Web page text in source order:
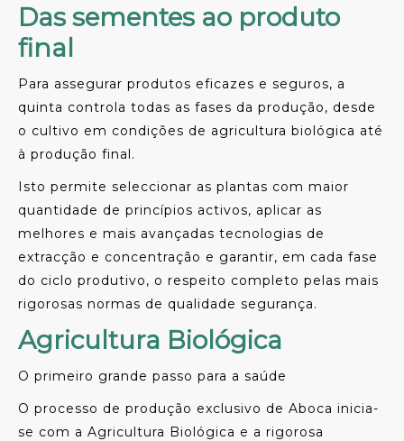
Das sementes ao produto
final
Para assegurar produtos eficazes e seguros, a
quinta controla todas as fases da produção, desde
o cultivo em condições de agricultura biológica até
à produção final.
Isto permite seleccionar as plantas com maior
quantidade de princípios activos, aplicar as
melhores e mais avançadas tecnologias de
extracção e concentração e garantir, em cada fase
do ciclo produtivo, o respeito completo pelas mais
rigorosas normas de qualidade segurança.
Agricultura Biológica
O primeiro grande passo para a saúde
O processo de produção exclusivo de Aboca inicia-
se com a Agricultura Biológica e a rigorosa